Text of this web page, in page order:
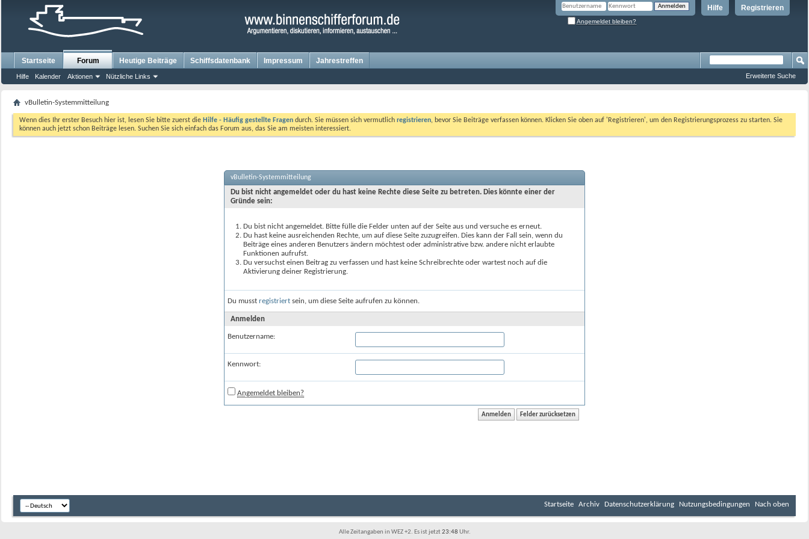
Registrieren
Hilfe
Angemeldet bleiben?
Startseite Forum
Hilfe Kalender Aktionen Nützliche Links
Heutige Beiträge Schiffsdatenbank Impressum Jahrestreffen
Erweiterte Suche
vBulletin-Systemmitteilung
Wenn dies Ihr erster Besuch hier ist, lesen Sie bitte zuerst die Hilfe - Häufig gestellte Fragen durch. Sie müssen sich vermutlich registrieren, bevor Sie Beiträge verfassen können. Klicken Sie oben auf 'Registrieren', um den Registrierungsprozess zu starten. Sie
können auch jetzt schon Beiträge lesen. Suchen Sie sich einfach das Forum aus, das Sie am meisten interessiert.
vBulletin-Systemmitteilung
Du bist nicht angemeldet oder du hast keine Rechte diese Seite zu betreten. Dies könnte einer der
Gründe sein:
Du bist nicht angemeldet. Bitte fülle die Felder unten auf der Seite aus und versuche es erneut.
Du hast keine ausreichenden Rechte, um auf diese Seite zuzugreifen. Dies kann der Fall sein, wenn du
Beiträge eines anderen Benutzers ändern möchtest oder administrative bzw. andere nicht erlaubte
Funktionen aufrufst.
Du versuchst einen Beitrag zu verfassen und hast keine Schreibrechte oder wartest noch auf die
Aktivierung deiner Registrierung.
Du musst registriert sein, um diese Seite aufrufen zu können.
Anmelden
Benutzername:
Kennwort:
Angemeldet bleiben?
Startseite Archiv Datenschutzerklärung Nutzungsbedingungen Nach oben
Alle Zeitangaben in WEZ +2. Es ist jetzt23:48 Uhr.